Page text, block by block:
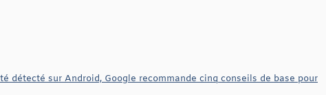
détecté sur Android, Google recommande cinq conseils de base pour